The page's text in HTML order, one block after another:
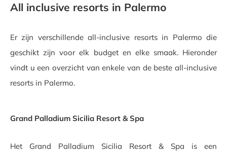
All inclusive resorts in Palermo
Er zijn verschillende all-inclusive resorts in Palermo die
geschikt zijn voor elk budget en elke smaak. Hieronder
vindt u een overzicht van enkele van de beste all-inclusive
resorts in Palermo.
Grand Palladium Sicilia Resort & Spa
Het Grand Palladium Sicilia Resort & Spa is een